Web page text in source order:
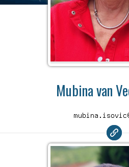
Mubina van